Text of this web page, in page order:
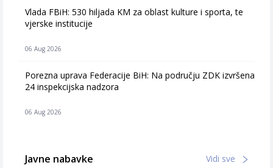
Vlada FBiH: 530 hiljada KM za oblast kulture i sporta, te
vjerske institucije
06 Aug 2026
Porezna uprava Federacije BiH: Na području ZDK izvršena
24 inspekcijska nadzora
06 Aug 2026
Javne nabavke Vidi sve